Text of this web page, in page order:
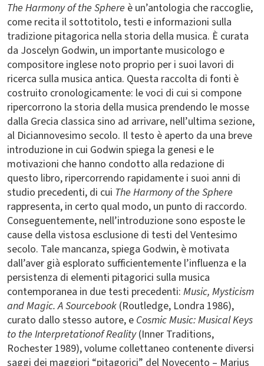
The Harmony of the Sphere è un’antologia che raccoglie,
come recita il sottotitolo, testi e informazioni sulla
tradizione pitagorica nella storia della musica. È curata
da Joscelyn Godwin, un importante musicologo e
compositore inglese noto proprio per i suoi lavori di
ricerca sulla musica antica. Questa raccolta di fonti è
costruito cronologicamente: le voci di cui si compone
ripercorrono la storia della musica prendendo le mosse
dalla Grecia classica sino ad arrivare, nell’ultima sezione,
al Diciannovesimo secolo. Il testo è aperto da una breve
introduzione in cui Godwin spiega la genesi e le
motivazioni che hanno condotto alla redazione di
questo libro, ripercorrendo rapidamente i suoi anni di
studio precedenti, di cui The Harmony of the Sphere
rappresenta, in certo qual modo, un punto di raccordo.
Conseguentemente, nell’introduzione sono esposte le
cause della vistosa esclusione di testi del Ventesimo
secolo. Tale mancanza, spiega Godwin, è motivata
dall’aver già esplorato sufficientemente l’influenza e la
persistenza di elementi pitagorici sulla musica
contemporanea in due testi precedenti: Music, Mysticism
and Magic. A Sourcebook (Routledge, Londra 1986),
curato dallo stesso autore, e Cosmic Music: Musical Keys
to the Interpretationof Reality(Inner Traditions,
Rochester 1989), volume collettaneo contenente diversi
saggi dei maggiori “pitagorici” del Novecento – Marius